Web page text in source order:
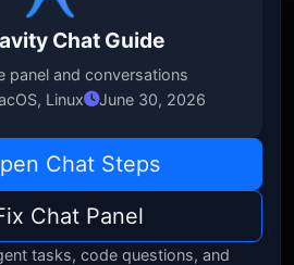
Chat Guide
panel and conversations
Linux
June 30, 2026
Chat Steps
Chat Panel
tasks, code questions, and